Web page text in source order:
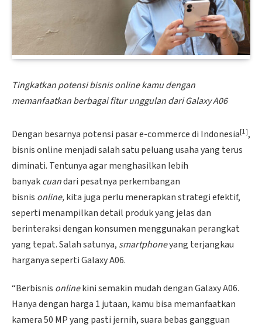
Tingkatkan potensi bisnis online kamu dengan
memanfaatkan berbagai fitur unggulan dari Galaxy A06
Dengan besarnya potensi pasar e-commerce di Indonesia[1],
bisnis online menjadi salah satu peluang usaha yang terus
diminati. Tentunya agar menghasilkan lebih
banyakcuandari pesatnya perkembangan
bisnis online,kita juga perlu menerapkan strategi efektif,
seperti menampilkan detail produk yang jelas dan
berinteraksi dengan konsumen menggunakan perangkat
yang tepat. Salah satunya, smartphoneyang terjangkau
harganya seperti Galaxy A06.
“Berbisnis onlinekini semakin mudah dengan Galaxy A06.
Hanya dengan harga 1 jutaan, kamu bisa memanfaatkan
kamera 50 MP yang pasti jernih, suara bebas gangguan